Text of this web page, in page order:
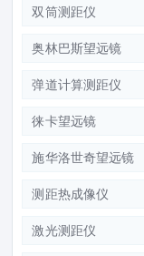
双筒测距仪
奥林巴斯望远镜
弹道计算测距仪
徕卡望远镜
施华洛世奇望远镜
测距热成像仪
激光测距仪